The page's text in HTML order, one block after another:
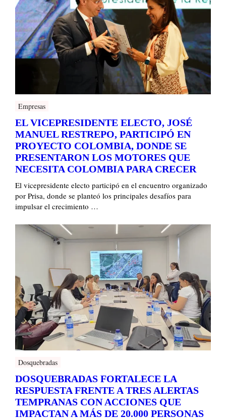
Empresas
EL VICEPRESIDENTE ELECTO, JOSÉ
MANUEL RESTREPO, PARTICIPÓ EN
PROYECTO COLOMBIA, DONDE SE
PRESENTARON LOS MOTORES QUE
NECESITA COLOMBIA PARA CRECER
El vicepresidente electo participó en el encuentro organizado
por Prisa, donde se planteó los principales desafíos para
impulsar el crecimiento …
Dosquebradas
DOSQUEBRADAS FORTALECE LA
RESPUESTA FRENTE A TRES ALERTAS
TEMPRANAS CON ACCIONES QUE
IMPACTAN A MÁS DE 20.000 PERSONAS